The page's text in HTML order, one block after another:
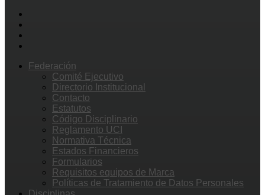
Federación
Comité Ejecutivo
Directorio Institucional
Contacto
Estatutos
Código Disciplinario
Reglamento UCI
Normativa Técnica
Estados Financieros
Formularios
Requisitos equipos de Marca
Políticas de Tratamiento de Datos Personales